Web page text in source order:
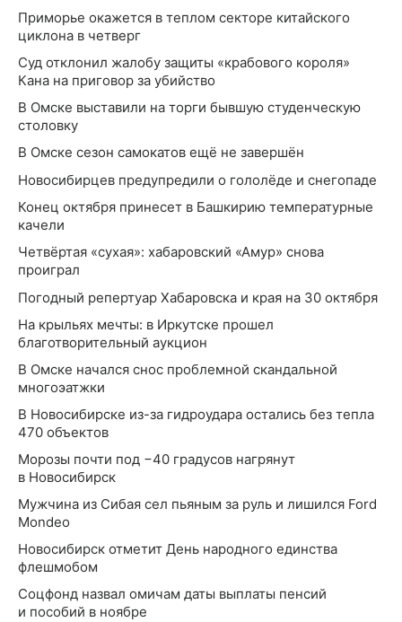
Приморье окажется в теплом секторе китайского
циклона в четверг
Суд отклонил жалобу защиты «крабового короля»
Кана на приговор за убийство
В Омске выставили на торги бывшую студенческую
столовку
В Омске сезон самокатов ещё не завершён
Новосибирцев предупредили о гололёде и снегопаде
Конец октября принесет в Башкирию температурные
качели
Четвёртая «сухая»: хабаровский «Амур» снова
проиграл
Погодный репертуар Хабаровска и края на 30 октября
На крыльях мечты: в Иркутске прошел
благотворительный аукцион
В Омске начался снос проблемной скандальной
многоэатжки
В Новосибирске из-за гидроудара остались без тепла
470 объектов
Морозы почти под −40 градусов нагрянут
в Новосибирск
Мужчина из Сибая сел пьяным за руль и лишился Ford
Mondeo
Новосибирск отметит День народного единства
флешмобом
Соцфонд назвал омичам даты выплаты пенсий
и пособий в ноябре